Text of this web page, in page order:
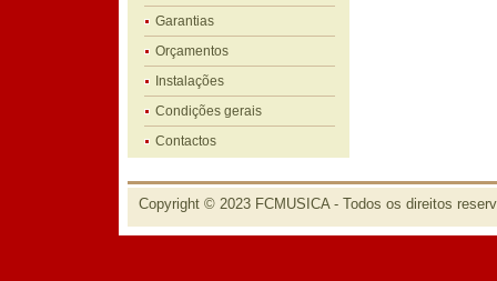
Garantias
Orçamentos
Instalações
Condições gerais
Contactos
Copyright © 2023 FCMUSICA - Todos os direitos